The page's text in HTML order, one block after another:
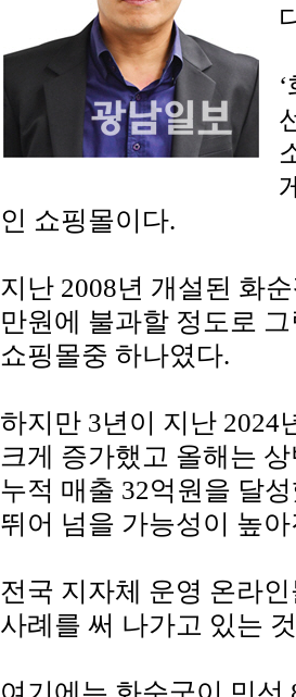
인 쇼핑몰이다.
지난 2008년 개설된 화
만원에 불과할 정도로
쇼핑몰중 하나였다.
하지만 3년이 지난 2024
크게 증가했고 올해는
누적 매출 32억원을 달
뛰어 넘을 가능성이 높
전국 지자체 운영 온라
사례를 써 나가고 있는